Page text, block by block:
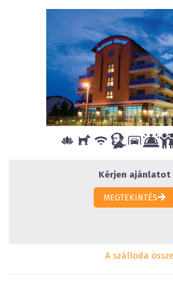
Kérjen ajánlatot
MEGTEKINTÉS
A szálloda